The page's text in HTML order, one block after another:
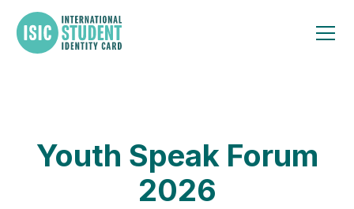
Youth Speak Forum
2026